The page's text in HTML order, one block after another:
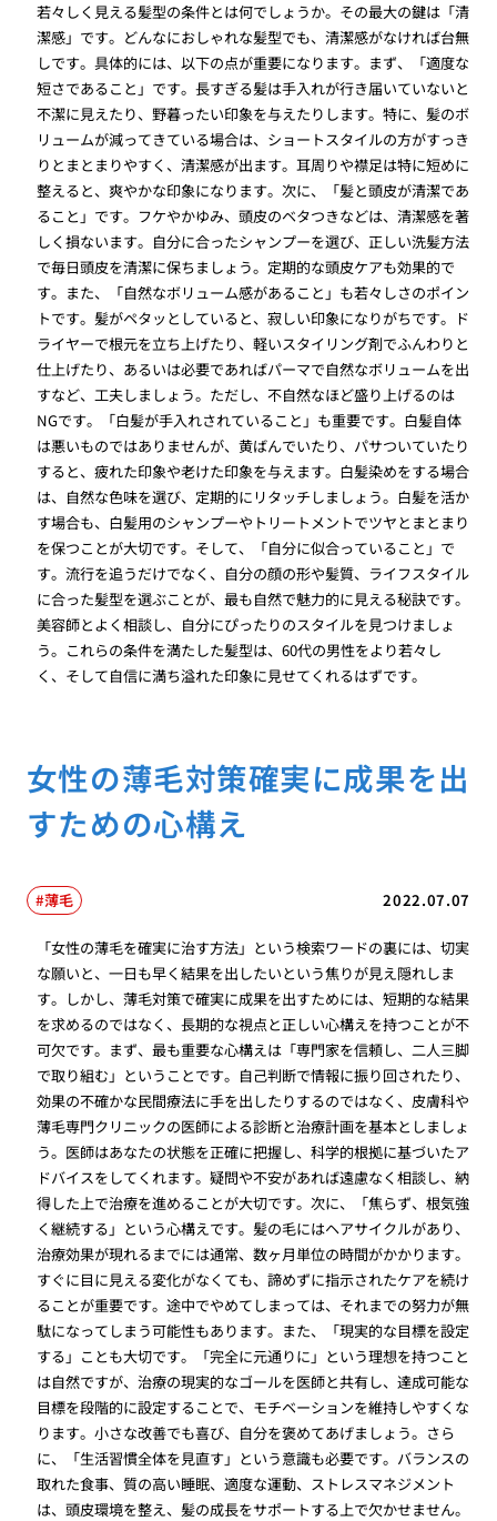
若々しく見える髪型の条件とは何でしょうか。その最大の鍵は「清
潔感」です。どんなにおしゃれな髪型でも、清潔感がなければ台無
しです。具体的には、以下の点が重要になります。まず、「適度な
短さであること」です。長すぎる髪は手入れが行き届いていないと
不潔に見えたり、野暮ったい印象を与えたりします。特に、髪のボ
リュームが減ってきている場合は、ショートスタイルの方がすっき
りとまとまりやすく、清潔感が出ます。耳周りや襟足は特に短めに
整えると、爽やかな印象になります。次に、「髪と頭皮が清潔であ
ること」です。フケやかゆみ、頭皮のベタつきなどは、清潔感を著
しく損ないます。自分に合ったシャンプーを選び、正しい洗髪方法
で毎日頭皮を清潔に保ちましょう。定期的な頭皮ケアも効果的で
す。また、「自然なボリューム感があること」も若々しさのポイン
トです。髪がペタッとしていると、寂しい印象になりがちです。ド
ライヤーで根元を立ち上げたり、軽いスタイリング剤でふんわりと
仕上げたり、あるいは必要であればパーマで自然なボリュームを出
すなど、工夫しましょう。ただし、不自然なほど盛り上げるのは
NGです。「白髪が手入れされていること」も重要です。白髪自体
は悪いものではありませんが、黄ばんでいたり、パサついていたり
すると、疲れた印象や老けた印象を与えます。白髪染めをする場合
は、自然な色味を選び、定期的にリタッチしましょう。白髪を活か
す場合も、白髪用のシャンプーやトリートメントでツヤとまとまり
を保つことが大切です。そして、「自分に似合っていること」で
す。流行を追うだけでなく、自分の顔の形や髪質、ライフスタイル
に合った髪型を選ぶことが、最も自然で魅力的に見える秘訣です。
美容師とよく相談し、自分にぴったりのスタイルを見つけましょ
う。これらの条件を満たした髪型は、60代の男性をより若々し
く、そして自信に満ち溢れた印象に見せてくれるはずです。
女性の薄毛対策確実に成果を出
すための心構え
2022.07.07
薄毛
「女性の薄毛を確実に治す方法」という検索ワードの裏には、切実
な願いと、一日も早く結果を出したいという焦りが見え隠れしま
す。しかし、薄毛対策で確実に成果を出すためには、短期的な結果
を求めるのではなく、長期的な視点と正しい心構えを持つことが不
可欠です。まず、最も重要な心構えは「専門家を信頼し、二人三脚
で取り組む」ということです。自己判断で情報に振り回されたり、
効果の不確かな民間療法に手を出したりするのではなく、皮膚科や
薄毛専門クリニックの医師による診断と治療計画を基本としましょ
う。医師はあなたの状態を正確に把握し、科学的根拠に基づいたア
ドバイスをしてくれます。疑問や不安があれば遠慮なく相談し、納
得した上で治療を進めることが大切です。次に、「焦らず、根気強
く継続する」という心構えです。髪の毛にはヘアサイクルがあり、
治療効果が現れるまでには通常、数ヶ月単位の時間がかかります。
すぐに目に見える変化がなくても、諦めずに指示されたケアを続け
ることが重要です。途中でやめてしまっては、それまでの努力が無
駄になってしまう可能性もあります。また、「現実的な目標を設定
する」ことも大切です。「完全に元通りに」という理想を持つこと
は自然ですが、治療の現実的なゴールを医師と共有し、達成可能な
目標を段階的に設定することで、モチベーションを維持しやすくな
ります。小さな改善でも喜び、自分を褒めてあげましょう。さら
に、「生活習慣全体を見直す」という意識も必要です。バランスの
取れた食事、質の高い睡眠、適度な運動、ストレスマネジメント
は、頭皮環境を整え、髪の成長をサポートする上で欠かせません。